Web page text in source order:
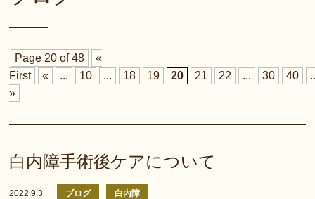
Page 20 of 48
«
First
« ... 10 ... 18 19 20 21 22 ... 30 40
»
白内障手術後ケアについて
2022.9.3 ブログ 白内障